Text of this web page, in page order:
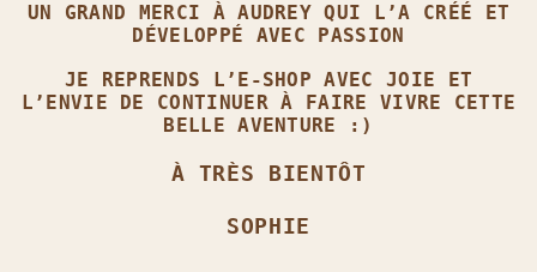
UN GRAND MERCI À AUDREY QUI L’A CRÉÉ ET
DÉVELOPPÉ AVEC PASSION
JE REPRENDS L’E‑SHOP AVEC JOIE ET
L’ENVIE DE CONTINUER À FAIRE VIVRE CETTE
BELLE AVENTURE :)
À TRÈS BIENTÔT
SOPHIE